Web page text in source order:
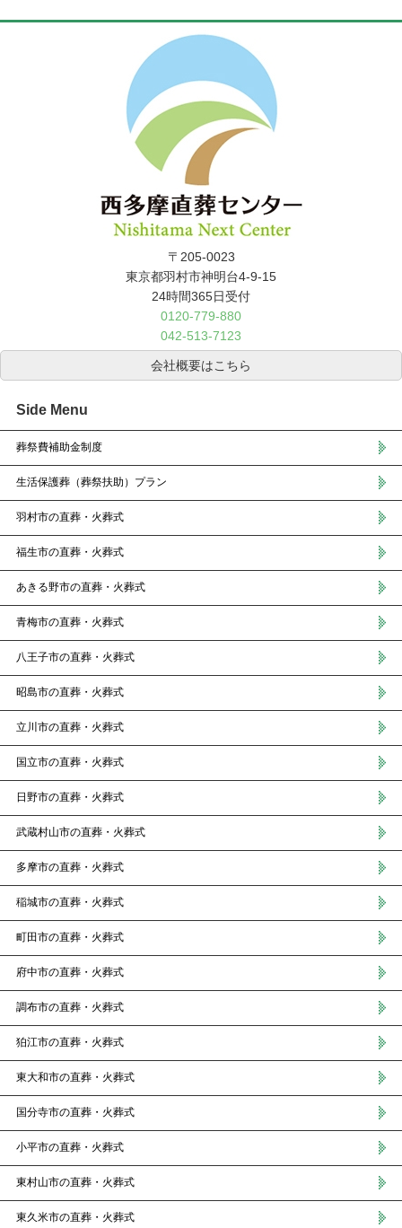
〒205-0023
東京都羽村市神明台4-9-15
24時間365日受付
0120-779-880
042-513-7123
会社概要はこちら
Side Menu
葬祭費補助金制度
生活保護葬（葬祭扶助）プラン
羽村市の直葬・火葬式
福生市の直葬・火葬式
あきる野市の直葬・火葬式
青梅市の直葬・火葬式
八王子市の直葬・火葬式
昭島市の直葬・火葬式
立川市の直葬・火葬式
国立市の直葬・火葬式
日野市の直葬・火葬式
武蔵村山市の直葬・火葬式
多摩市の直葬・火葬式
稲城市の直葬・火葬式
町田市の直葬・火葬式
府中市の直葬・火葬式
調布市の直葬・火葬式
狛江市の直葬・火葬式
東大和市の直葬・火葬式
国分寺市の直葬・火葬式
小平市の直葬・火葬式
東村山市の直葬・火葬式
東久米市の直葬・火葬式